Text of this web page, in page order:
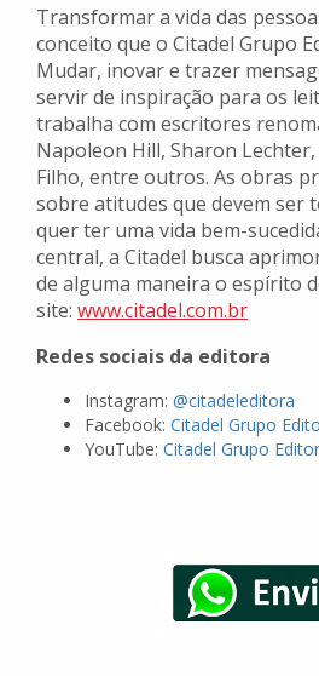
Transformar a vida das
conceito que o Citadel Grupo
Mudar, inovar e trazer
servir de inspiração para os
trabalha com escritores
Napoleon Hill, Sharon
Filho, entre outros. As obras
sobre atitudes que devem ser
quer ter uma vida bem-
central, a Citadel busca
de alguma maneira o espírito
site: www.citadel.com.br
Redes sociais da editora
Instagram: @citadeleditora
Facebook: Citadel Grupo
YouTube: Citadel Grupo